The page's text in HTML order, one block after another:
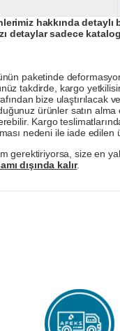
hakkında
detaylar sadece
paketinde
takdirde, kargo
bize ulaştırılacak
ürünler satın
Kargo
nedeni ile iade
gerektiriyorsa, size en
dışında kalır.